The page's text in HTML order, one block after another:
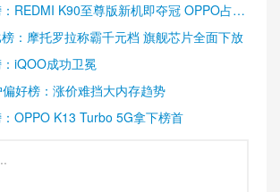
REDMI K90至尊版新机即夺冠 OPPO占据
：摩托罗拉称霸千元档 旗舰芯片全面下放
iQOO成功卫冕
好榜：涨价难挡大内存趋势
OPPO K13 Turbo 5G拿下榜首